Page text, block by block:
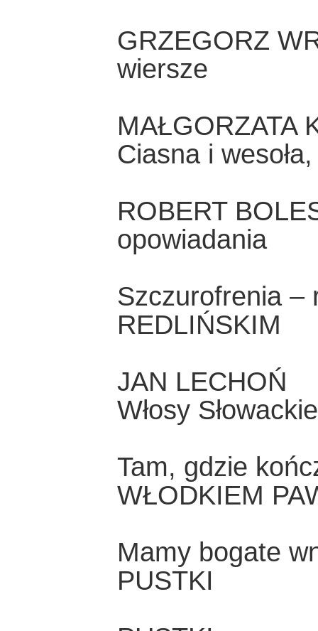
GRZEGORZ
wiersze
MAŁGORZATA
Ciasna i
ROBERT
opowiadania
Szczurofrenia –
REDLIŃSKIM
JAN LECHOŃ
Włosy
Tam, gdzie
WŁODKIEM
Mamy bogate
PUSTKI